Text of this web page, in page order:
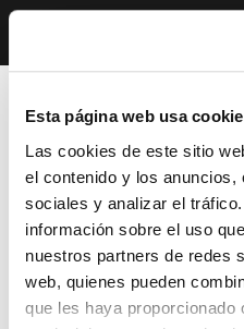
Esta página web usa
Las cookies de este sitio
el contenido y los anuncios,
sociales y analizar el
información sobre el uso
nuestros partners de redes
web, quienes pueden
que les haya proporcionado